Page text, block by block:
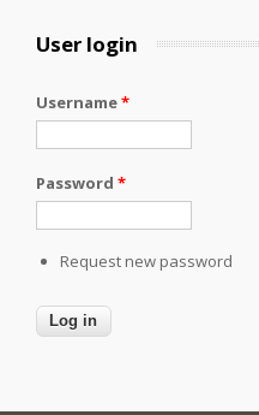
User login
Username*
Password *
Request new password